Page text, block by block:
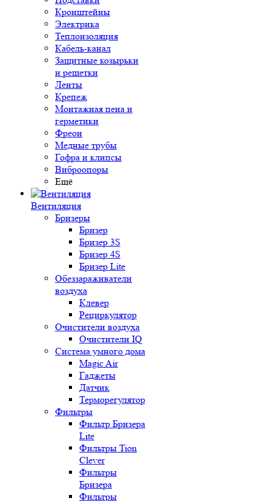
Кронштейны
Электрика
Теплоизоляция
Кабель-канал
Защитные козырьки
и решетки
Ленты
Крепеж
Монтажная пена и
герметики
Фреон
Медные трубы
Гофра и клипсы
Виброопоры
Ещё
Вентиляция
Бризеры
Бризер
Бризер 3S
Бризер 4S
Бризер Lite
Обеззараживатели
воздуха
Клевер
Рециркулятор
Очистители воздуха
Очистители IQ
Система умного дома
Magic Air
Гаджеты
Датчик
Терморегулятор
Фильтры
Фильтр Бризера
Lite
Фильтры Tion
Clever
Фильтры
Бризера
Фильтры